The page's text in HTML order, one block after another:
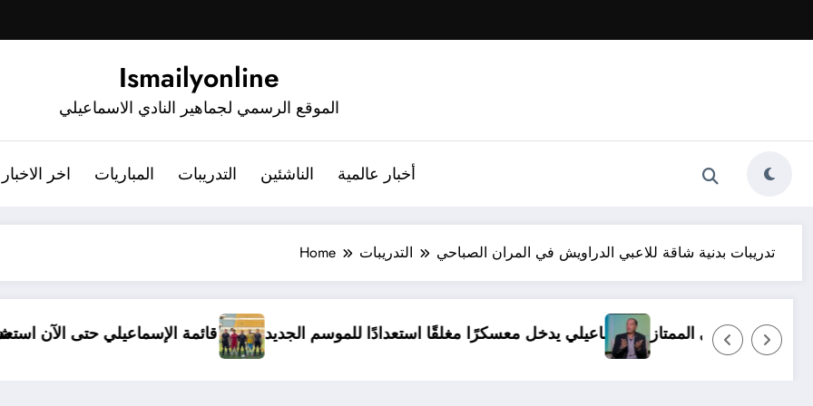
Ismailyonline
الموقع الرسمي لجماهير النادي الاسماعيلي
اخر الاخبار المباريات التدريبات الناشئين أخبار عالمية
Home التدريبات تدريبات بدنية شاقة للاعبي الدراويش في المران الصباحي
قائمة الإسماعيلي يدخل معسكرًا مغلقًا استعدادًا للموسم الجديد ظروف.. ولا بديل عن العودة للدوري الممتاز